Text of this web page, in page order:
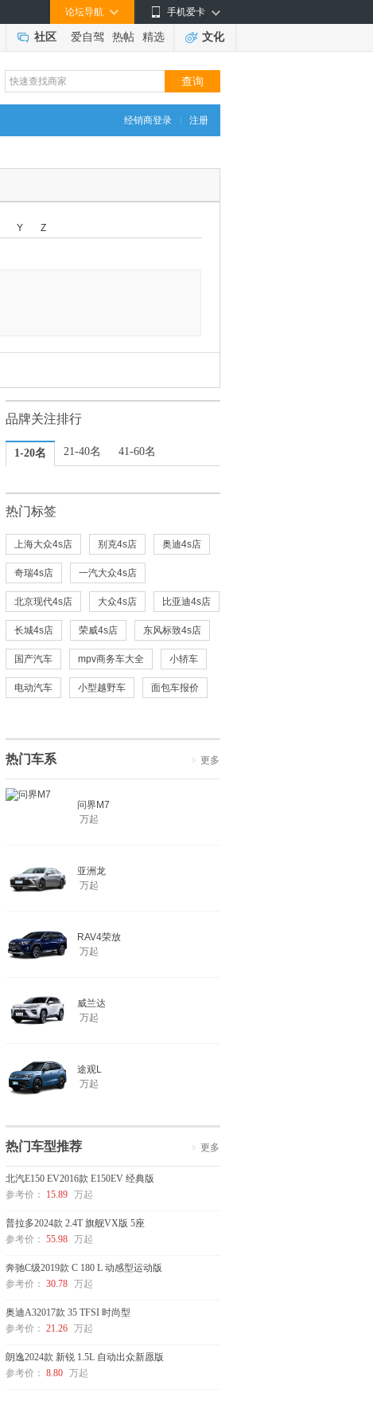
手机爱卡
论坛导航
社区 爱自驾 热帖 精选 文化
经销商登录 注册
Y Z
品牌关注排行
1-20名 21-40名 41-60名
热门标签
上海大众4s店 别克4s店 奥迪4s店
奇瑞4s店 一汽大众4s店
北京现代4s店 大众4s店 比亚迪4s店
长城4s店 荣威4s店 东风标致4s店
国产汽车 mpv商务车大全 小轿车
电动汽车 小型越野车 面包车报价
热门车系 更多
问界M7
万起
亚洲龙
万起
RAV4荣放
万起
威兰达
万起
途观L
万起
热门车型推荐 更多
北汽E150 EV2016款 E150EV 经典版
参考价：
15.89 万起
普拉多2024款 2.4T 旗舰VX版 5座
参考价： 55.98 万起
奔驰C级2019款 C 180 L 动感型运动版
参考价： 30.78 万起
奥迪A32017款 35 TFSI 时尚型
参考价： 21.26 万起
朗逸2024款 新锐 1.5L 自动出众新愿版
参考价： 8.80 万起